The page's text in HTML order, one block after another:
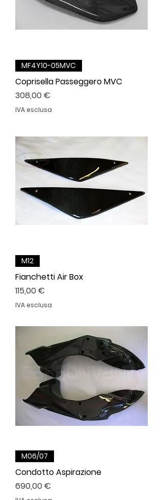
MF4Y10-05MVC
Coprisella Passeggero MVC
Prezzo
308,00 €
IVA esclusa
M12
Fianchetti Air Box
Prezzo
115,00 €
IVA esclusa
M06/07
Condotto Aspirazione
Prezzo
690,00 €